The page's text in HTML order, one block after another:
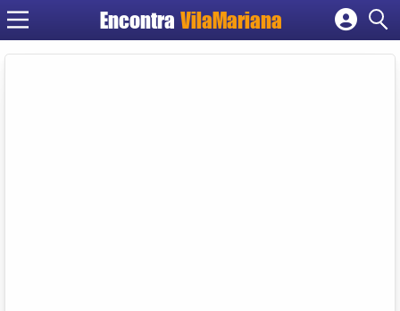
EncontraVilaMariana
Cadastrar empresa